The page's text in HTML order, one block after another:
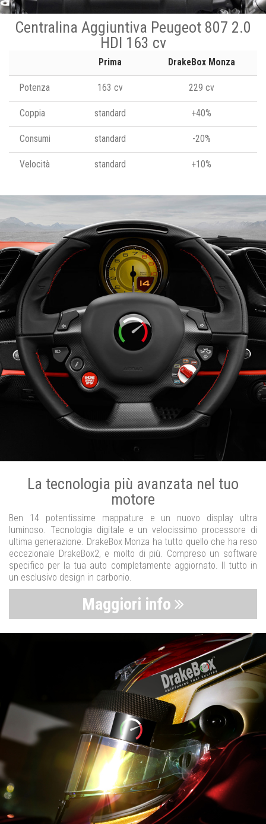
Centralina Aggiuntiva Peugeot 807 2.0
HDI 163 cv
Prima DrakeBox Monza
Potenza 163 cv 229 cv
Coppia standard +40%
Consumi standard -20%
Velocità standard +10%
La tecnologia più avanzata nel tuo
motore
Ben 14 potentissime mappature e un nuovo display ultra
luminoso. Tecnologia digitale e un velocissimo processore di
ultima generazione. DrakeBox Monza ha tutto quello che ha reso
eccezionale DrakeBox2, e molto di più. Compreso un software
specifico per la tua auto completamente aggiornato. Il tutto in
un esclusivo design in carbonio.
Maggiori info